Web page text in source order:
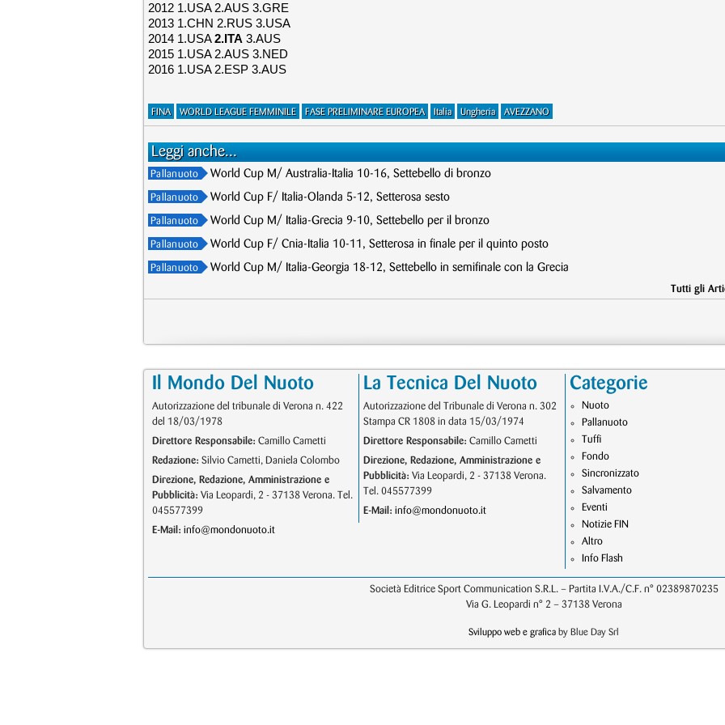
2012 1.USA 2.AUS 3.GRE
2013 1.CHN 2.RUS 3.USA
2014 1.USA2.ITA 3.AUS
2015 1.USA 2.AUS 3.NED
2016 1.USA 2.ESP 3.AUS
FINA WORLD LEAGUE FEMMINILE FASE PRELIMINARE EUROPEA Italia Ungheria AVEZZANO
Leggi anche...
Pallanuoto World Cup M/ Australia-Italia 10-16, Settebello di bronzo
Pallanuoto World Cup F/ Italia-Olanda 5-12, Setterosa sesto
Pallanuoto World Cup M/ Italia-Grecia 9-10, Settebello per il bronzo
Pallanuoto World Cup F/ Cnia-Italia 10-11, Setterosa in finale per il quinto posto
Pallanuoto World Cup M/ Italia-Georgia 18-12, Settebello in semifinale con la Grecia
Tutti gli
Il Mondo Del Nuoto
Autorizzazione del tribunale di Verona n. 422
del 18/03/1978
Direttore Responsabile: Camillo Cametti
Redazione: Silvio Cametti, Daniela Colombo
Direzione, Redazione, Amministrazione e
Pubblicità: Via Leopardi, 2 - 37138 Verona. Tel.
045577399
E-Mail: info@mondonuoto.it
La Tecnica Del Nuoto
Autorizzazione del Tribunale di Verona n. 302
Stampa CR 1808 in data 15/03/1974
Direttore Responsabile: Camillo Cametti
Direzione, Redazione, Amministrazione e
Pubblicità: Via Leopardi, 2 - 37138 Verona.
Tel. 045577399
E-Mail: info@mondonuoto.it
Categorie
Nuoto
Pallanuoto
Tuffi
Fondo
Sincronizzato
Salvamento
Eventi
Notizie FIN
Altro
Info Flash
Società Editrice Sport Communication S.R.L. – Partita I.V.A./C.F. n° 02389870235
Via G. Leopardi n° 2 – 37138 Verona
Sviluppo web e grafica by Blue Day Srl